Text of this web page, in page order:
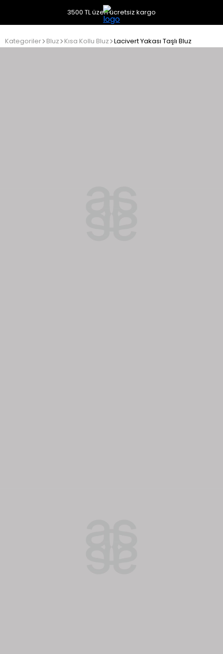
3500 TL üzeri ücretsiz kargo
Kategoriler Bluz Kısa Kollu Bluz Lacivert Yakası Taşlı Bluz